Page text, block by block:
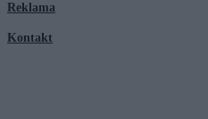
Reklama
Kontakt